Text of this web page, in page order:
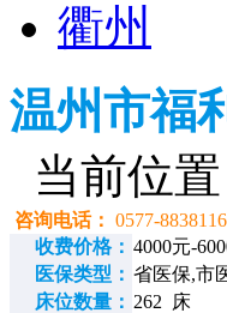
衢州
温州市福
当前位置
咨询电话： 0577-
收费价格： 4000元-
医保类型： 省医保,市
床位数量： 262 床